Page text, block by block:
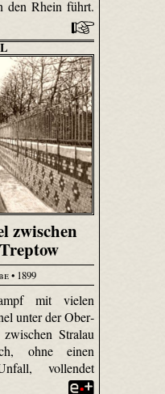
den Rhein führt.
zwischen
• 1899
mit vielen
unter der Ober­
Stralau
ohne einen
vollendet